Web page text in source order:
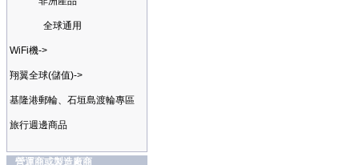
全球通用
WiFi機->
翔翼全球(儲值)->
基隆港郵輪、石垣島渡輪專區
旅行週邊商品
營運商或製造廠商